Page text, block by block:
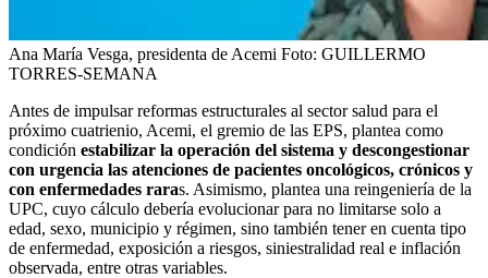
Ana María Vesga, presidenta de Acemi Foto: GUILLERMO
TORRES-SEMANA
Antes de impulsar reformas estructurales al sector salud para el
próximo cuatrienio, Acemi, el gremio de las EPS, plantea como
condición estabilizar la operación del sistema y descongestionar
con urgencia las atenciones de pacientes oncológicos, crónicos y
con enfermedades raras. Asimismo, plantea una reingeniería de la
UPC, cuyo cálculo debería evolucionar para no limitarse solo a
edad, sexo, municipio y régimen, sino también tener en cuenta tipo
de enfermedad, exposición a riesgos, siniestralidad real e inflación
observada, entre otras variables.